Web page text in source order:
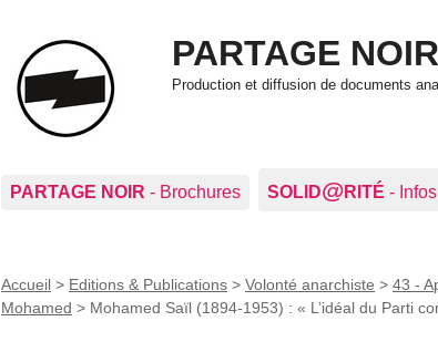
PARTAGE NOIR
Production et diffusion de documents
PARTAGE NOIR - Brochures SOLID@RITÉ - Infos
Accueil > Editions & Publications > Volonté anarchiste > 43 -
Mohamed > Mohamed Saïl (1894-1953) : « L’idéal du Parti